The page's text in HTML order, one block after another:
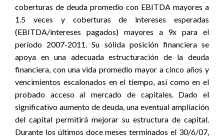
coberturas de deuda promedio con EBITDA mayores a
1.5 veces y coberturas de intereses esperadas
(EBITDA/intereses pagados) mayores a 9x para el
período 2007-2011. Su sólida posición financiera se
apoya en una adecuada estructuración de la deuda
financiera, con una vida promedio mayor a cinco años y
vencimientos escalonados en el tiempo, así como en el
probado acceso al mercado de capitales. Dado el
significativo aumento de deuda, una eventual ampliación
del capital permitirá mejorar su estructura de capital.
Durante los últimos doce meses terminados el 30/6/07,